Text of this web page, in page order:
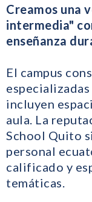
Creamos una
intermedia"
enseñanza
El campus
incluyen
aula. La
School Quito
personal
calificado y
temáticas.